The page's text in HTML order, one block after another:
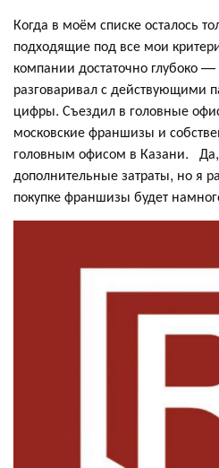
Когда в моём списке осталось
подходящие под все мои
компании достаточно глубоко
разговаривал с действующими
цифры. Съездил в головные
московские франшизы и
головным офисом в Казани.
дополнительные затраты, но я
покупке франшизы будет